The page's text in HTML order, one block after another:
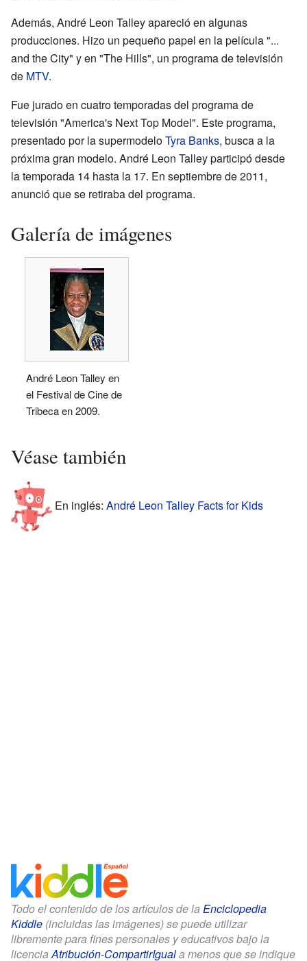
Además, André Leon Talley apareció en algunas
producciones. Hizo un pequeño papel en la película "...
and the City" y en "The Hills", un programa de televisión
de MTV.
Fue jurado en cuatro temporadas del programa de
televisión "America's Next Top Model". Este programa,
presentado por la supermodeloTyra Banks, busca a la
próxima gran modelo. André Leon Talley participó desde
la temporada 14 hasta la 17. En septiembre de 2011,
anunció que se retiraba del programa.
Galería de imágenes
André Leon Talley en
el Festival de Cine de
Tribeca en 2009.
Véase también
En inglés: André Leon Talley Facts for Kids
Todo el contenido de los artículos de la Enciclopedia
Kiddle (incluidas las imágenes) se puede utilizar
libremente para fines personales y educativos bajo la
licenciaAtribución-CompartirIguala menos que se indique